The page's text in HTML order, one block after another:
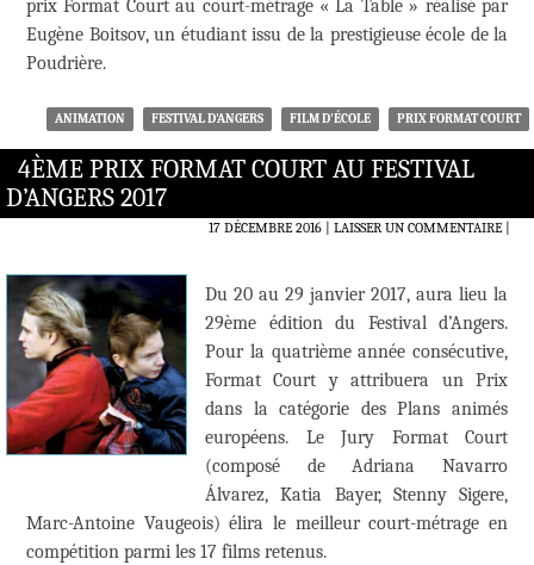
prix Format Court au court-métrage « La Table » réalisé par
Eugène Boitsov, un étudiant issu de la prestigieuse école de la
Poudrière.
ANIMATION FESTIVAL D'ANGERS FILM D'ÉCOLE PRIX FORMAT COURT
4ÈME PRIX FORMAT COURT AU FESTIVAL
D’ANGERS 2017
17 DÉCEMBRE 2016 LAISSER UN COMMENTAIRE|
Du 20 au 29 janvier 2017, aura lieu la
29ème édition du Festival d’Angers.
Pour la quatrième année consécutive,
Format Court y attribuera un Prix
dans la catégorie des Plans animés
européens. Le Jury Format Court
(composé de Adriana Navarro
Álvarez, Katia Bayer, Stenny Sigere,
Marc-Antoine Vaugeois) élira le meilleur court-métrage en
compétition parmi les 17 films retenus.